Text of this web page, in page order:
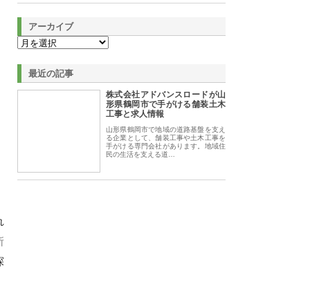
アーカイブ
最近の記事
株式会社アドバンスロードが山
形県鶴岡市で手がける舗装土木
工事と求人情報
山形県鶴岡市で地域の道路基盤を支え
る企業として、舗装工事や土木工事を
手がける専門会社があります。地域住
民の生活を支える道…